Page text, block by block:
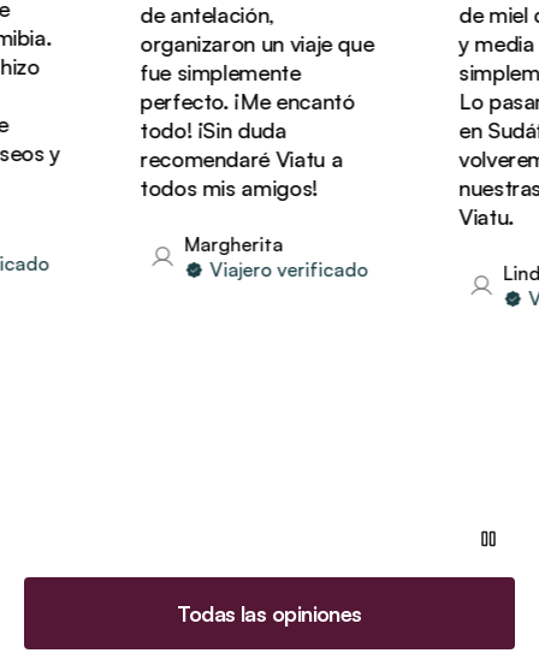
y
de antelación,
organizaron un viaje que
fue simplemente
perfecto. ¡Me encantó
todo! ¡Sin duda
recomendaré Viatu a
todos mis amigos!
Margherita
Viajero verificado
de miel de
y media
Lo
en
nuestras
Viatu.
Linda
Todas las opiniones